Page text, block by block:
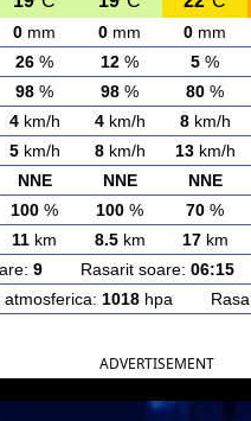
0 mm 0 mm 0 mm
26 % 12 % 5 %
98 % 98 % 80 %
4km/h 4km/h 8km/h
5km/h 8km/h 13km/h
NNE NNE NNE
100 % 100 % 70 %
11 km 8.5km 17km
9Rasarit soare: 06:15
1018hpa
ADVERTISEMENT